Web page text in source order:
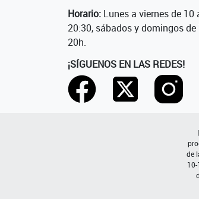
Horario: Lunes a viernes de 10
20:30, sábados y domingos de
20h.
¡SÍGUENOS EN LAS REDES!
de